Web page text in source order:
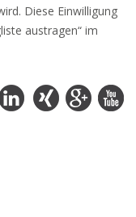
Diese Einwilligung
austragen“ im